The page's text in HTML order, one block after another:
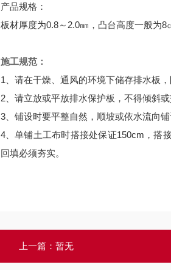
产品规格：
板材厚度为0.8～2.0㎜，凸台高度一般为8
施工规范：
1、请在干燥、通风的环境下储存排水板，
2、请立放或平放排水保护板，不得倾斜
3、铺设时要平整自然，顺坡或依水流向铺
4、单铺土工布时搭接处保证150cm，搭
回填必须夯实。
上一篇：暂无